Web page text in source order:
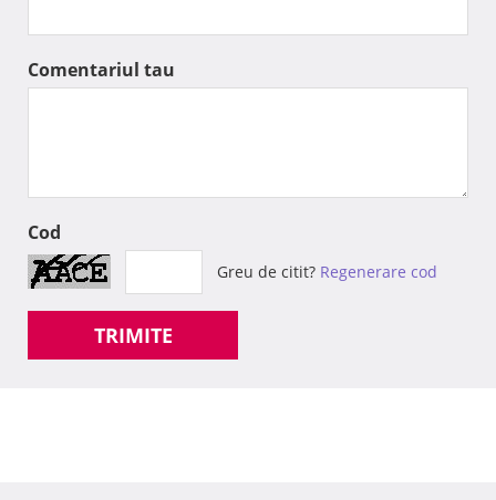
Comentariul tau
Cod
Greu de citit? Regenerare cod
TRIMITE